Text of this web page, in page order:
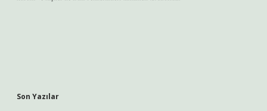
Son Yazılar